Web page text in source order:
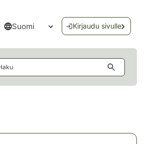
Suomi
Avaa kielivalikko
Kirjaudu sivulle